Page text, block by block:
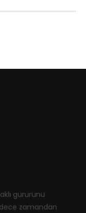
gururunu
zamandan